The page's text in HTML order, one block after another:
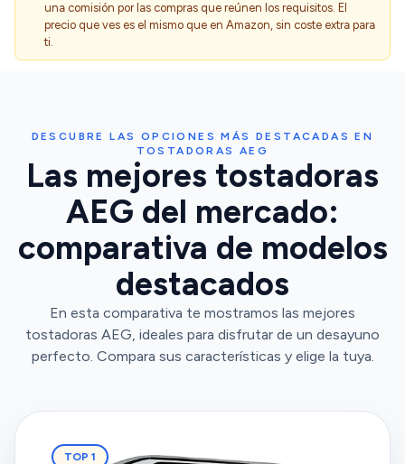
una comisión por las compras que reúnen los requisitos. El
precio que ves es el mismo que en Amazon, sin coste extra para
ti.
DESCUBRE LAS OPCIONES MÁS DESTACADAS EN
TOSTADORAS AEG
Las mejores tostadoras
AEG del mercado:
comparativa de modelos
destacados
En esta comparativa te mostramos las mejores
tostadoras AEG, ideales para disfrutar de un desayuno
perfecto. Compara sus características y elige la tuya.
TOP 1